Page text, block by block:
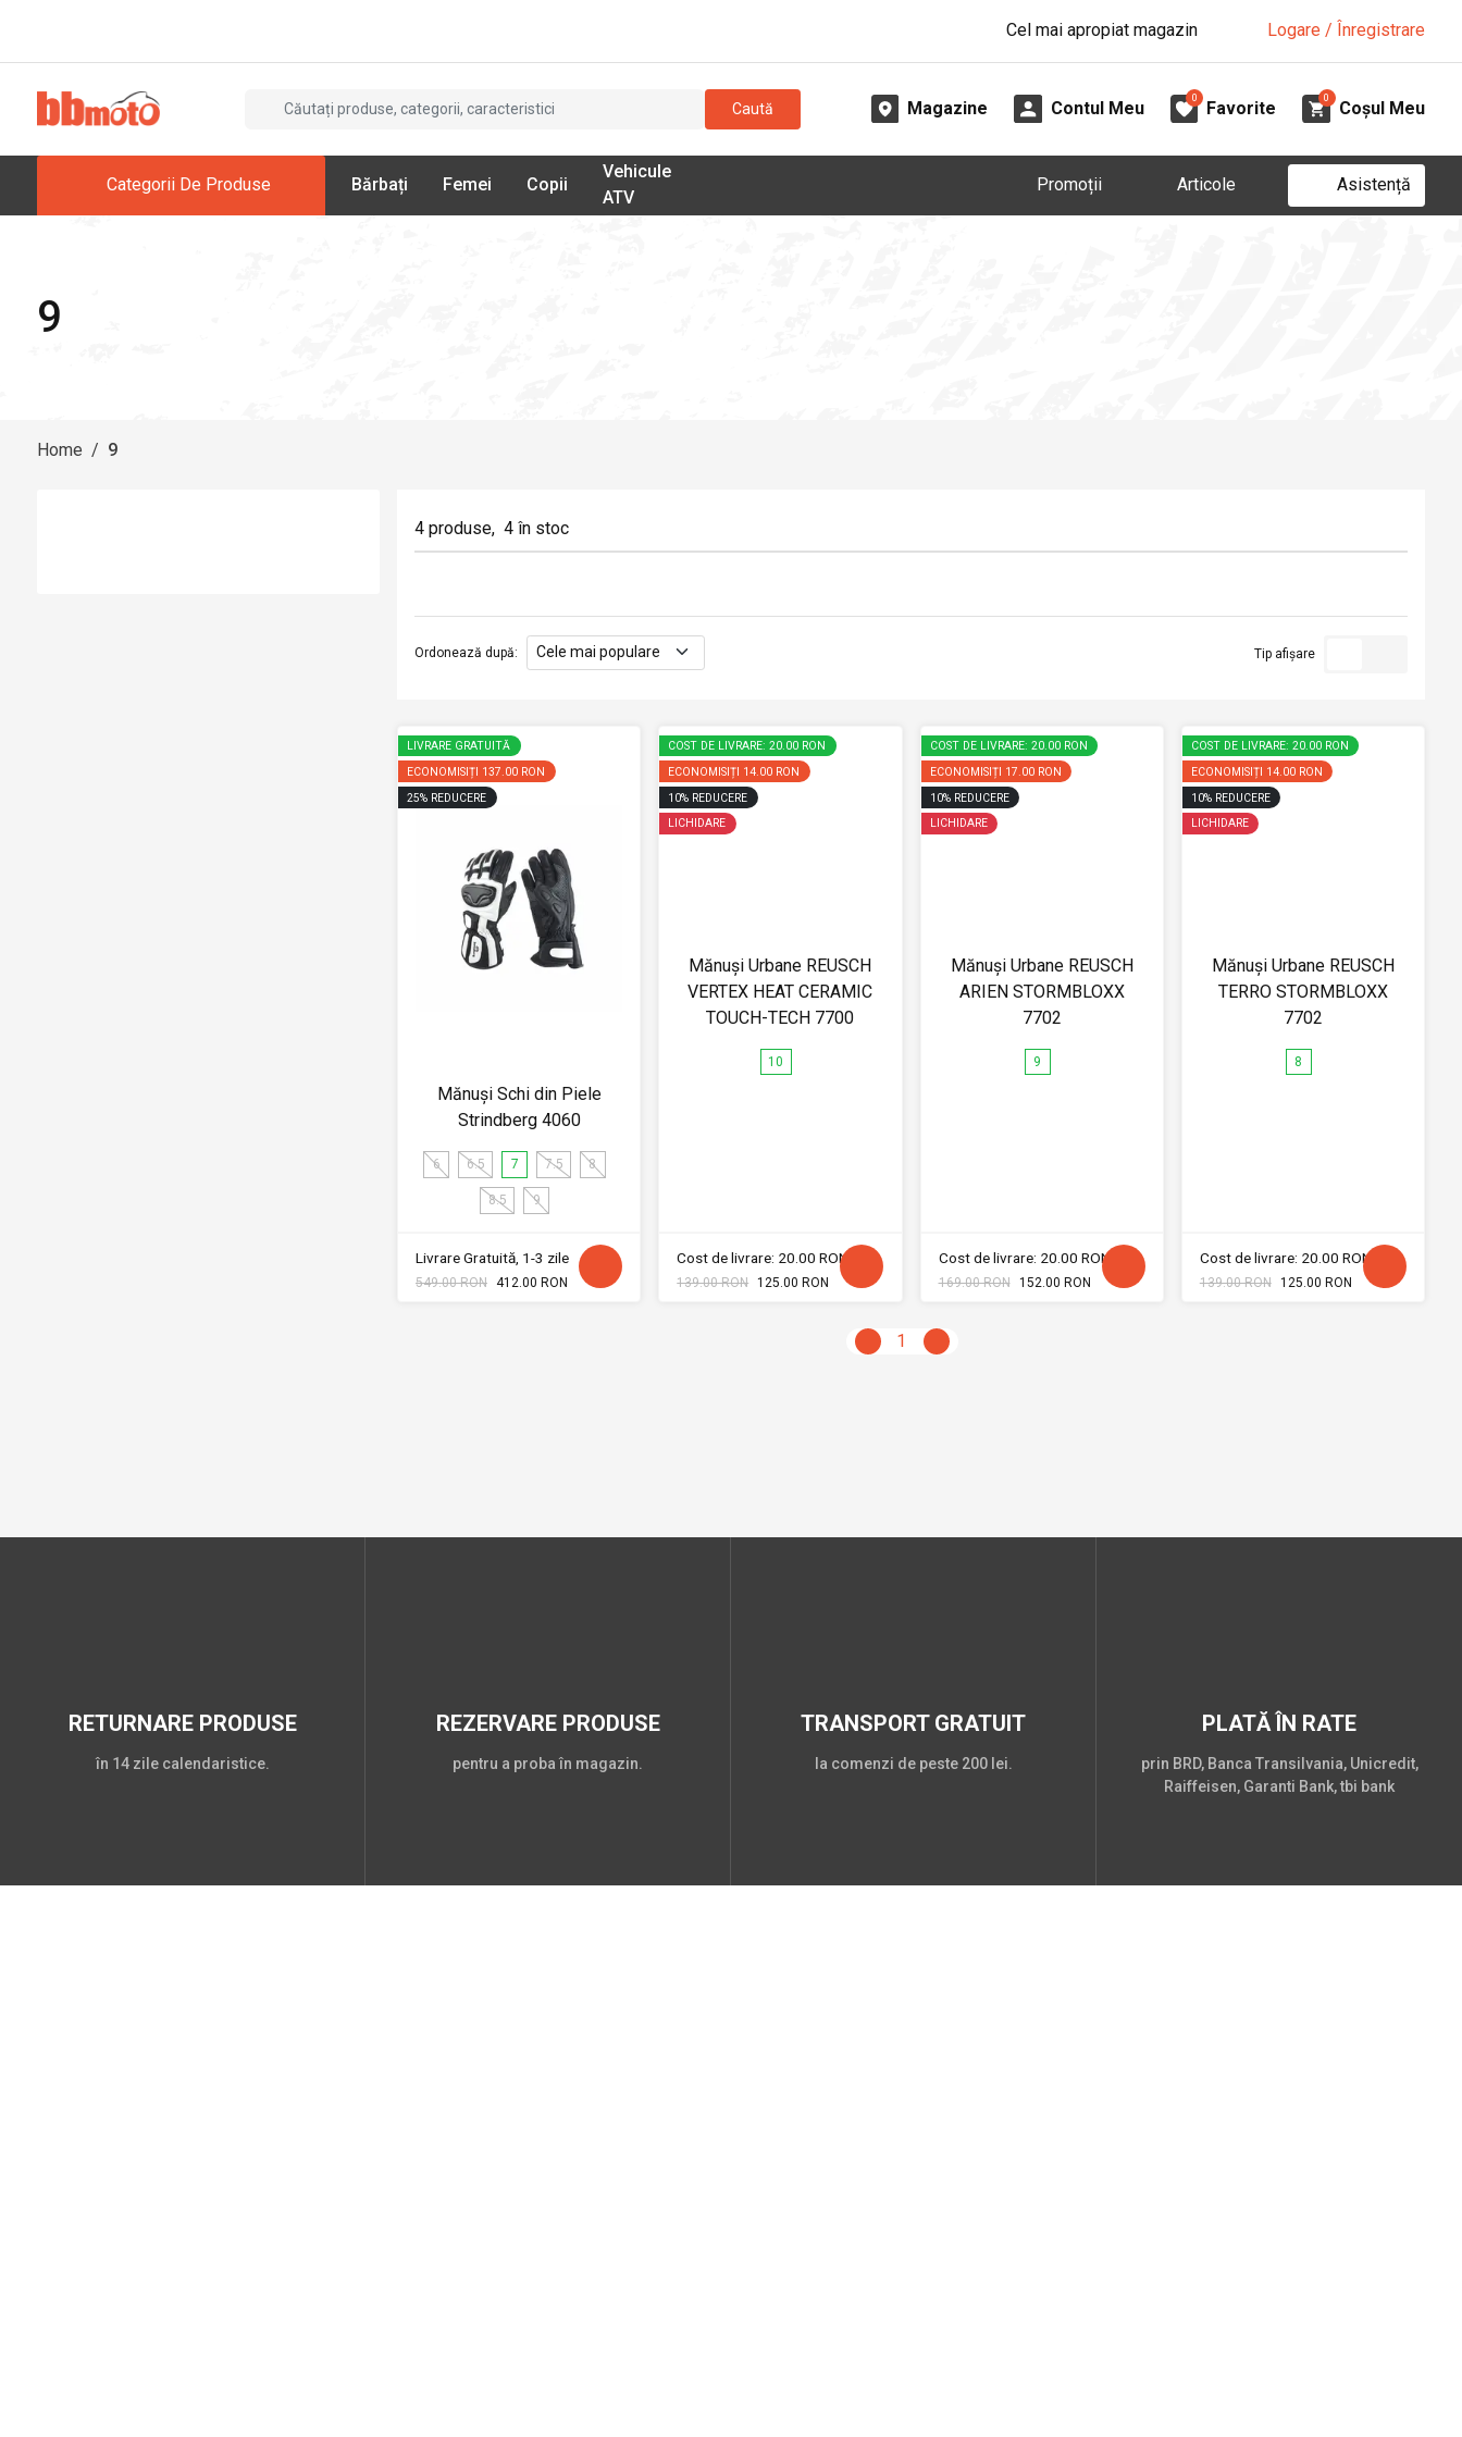
Cel mai apropiat magazin Logare / Înregistrare
Caută Magazine Contul Meu
0
Favorite
0
Coșul Meu
Categorii De Produse Bărbați Femei Copii
Vehicule
ATV
Promoții Articole Asistență
9
Home / 9
4 produse, 4 în stoc
Ordonează după: Tip afișare
LIVRARE GRATUITĂ
ECONOMISIȚI 137.00 RON
25% REDUCERE
Mănuși Schi din Piele
Strindberg 4060
6 6.5 7 7.5 8
8.5 9
Livrare Gratuită, 1-3 zile
549.00 RON 412.00 RON
COST DE LIVRARE: 20.00 RON
ECONOMISIȚI 14.00 RON
10% REDUCERE
LICHIDARE
Mănuși Urbane REUSCH
VERTEX HEAT CERAMIC
TOUCH-TECH 7700
10
Cost de livrare: 20.00 RON
139.00 RON 125.00 RON
COST DE LIVRARE: 20.00 RON
ECONOMISIȚI 17.00 RON
10% REDUCERE
LICHIDARE
Mănuși Urbane REUSCH
ARIEN STORMBLOXX
7702
9
Cost de livrare: 20.00 RON
169.00 RON 152.00 RON
COST DE LIVRARE: 20.00 RON
ECONOMISIȚI 14.00 RON
10% REDUCERE
LICHIDARE
Mănuși Urbane REUSCH
TERRO STORMBLOXX
7702
8
Cost de livrare: 20.00 RON
139.00 RON 125.00 RON
1
RETURNARE PRODUSE
în 14 zile calendaristice.
REZERVARE PRODUSE
pentru a proba în magazin.
TRANSPORT GRATUIT
la comenzi de peste 200 lei.
PLATĂ ÎN RATE
prin BRD, Banca Transilvania, Unicredit,
Raiffeisen, Garanti Bank, tbi bank